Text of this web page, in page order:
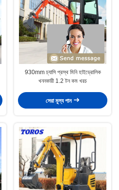
930mm চ্যাসি প্রস্থ মিনি হাইড্রোলিক
খননকারী 1.2 টন কম খরচ
সেরা মূল্য পান